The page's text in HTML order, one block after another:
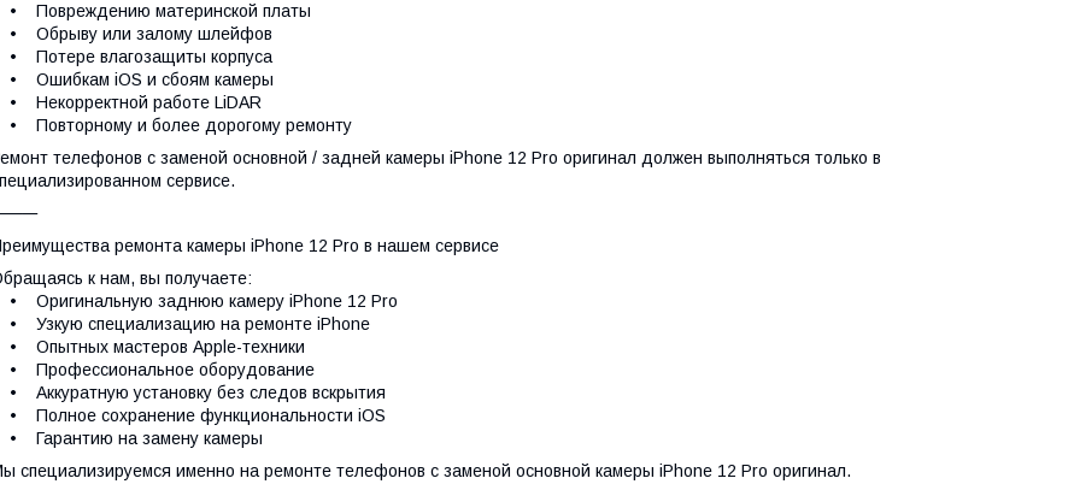
• Повреждению материнской платы
• Обрыву или залому шлейфов
• Потере влагозащиты корпуса
• Ошибкам iOS и сбоям камеры
• Некорректной работе LiDAR
• Повторному и более дорогому ремонту
телефонов с заменой основной / задней камеры iPhone 12 Pro оригинал должен выполняться только в
сервисе.
ремонта камеры iPhone 12 Pro в нашем сервисе
к нам, вы получаете:
• Оригинальную заднюю камеру iPhone 12 Pro
• Узкую специализацию на ремонте iPhone
• Опытных мастеров Apple-техники
• Профессиональное оборудование
• Аккуратную установку без следов вскрытия
• Полное сохранение функциональности iOS
• Гарантию на замену камеры
специализируемся именно на ремонте телефонов с заменой основной камеры iPhone 12 Pro оригинал.